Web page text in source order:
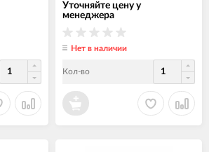
Уточняйте цену у
менеджера
Нет в наличии
Кол-во